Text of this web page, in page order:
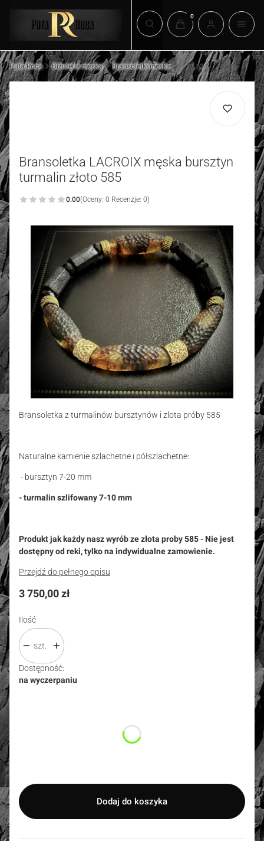
Otwórz wyszukiwarkę
Produkty w koszyku:
Puta Roca Biżuteria męska Bransoletki męskie
Bransoletka LACROIX męska bursztyn
turmalin złoto 585
0.00(Oceny: 0 Recenzje: 0)
Bransoletka z turmalinów bursztynów i zlota próby 585
Naturalne kamienie szlachetne i półszlachetne:
- bursztyn 7-20 mm
- turmalin szlifowany 7-10 mm
Produkt jak każdy nasz wyrób ze złota proby 585 - Nie jest
dostępny od reki, tylko na indywidualne zamowienie.
Przejdź do pełnego opisu
Cena
3 750,00 zł
Ilość
szt.
Dostępność:
na wyczerpaniu
Dodaj do koszyka